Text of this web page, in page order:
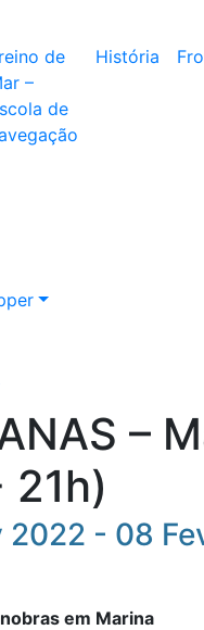
de
–
de
História
–
21h)
2022 - 08
em Marina